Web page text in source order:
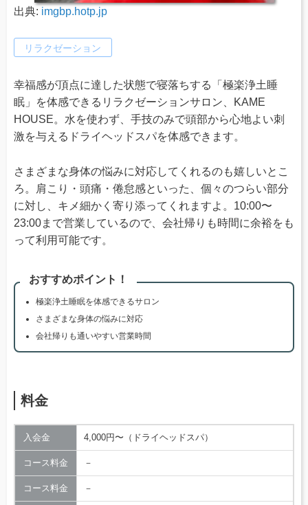
出典: imgbp.hotp.jp
リラクゼーション
幸福感が頂点に達した状態で寝落ちする「極楽浄⼟睡
眠」を体感できるリラクゼーションサロン、KAME
HOUSE。⽔を使わず、⼿技のみで頭部から⼼地よい刺
激を与えるドライヘッドスパを体感できます。
さまざまな身体の悩みに対応してくれるのも嬉しいとこ
ろ。肩こり・頭痛・倦怠感といった、個々のつらい部分
に対し、キメ細かく寄り添ってくれますよ。10:00〜
23:00まで営業しているので、会社帰りも時間に余裕をも
って利用可能です。
おすすめポイント！
極楽浄⼟睡眠を体感できるサロン
さまざまな身体の悩みに対応
会社帰りも通いやすい営業時間
料金
入会金 4,000円〜（ドライヘッドスパ）
コース料金 －
コース料金 －